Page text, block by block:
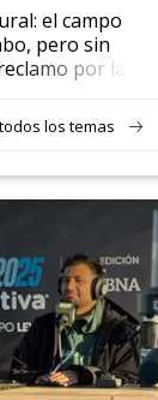
el campo
pero sin
por las
los temas